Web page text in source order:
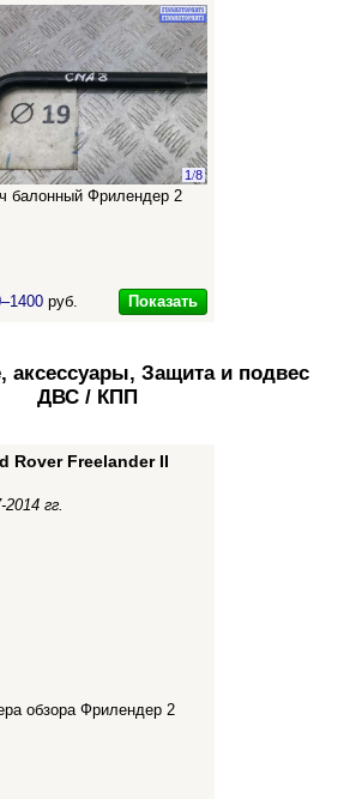
1/8
балонный Фрилендер 2
руб. Показать
аксессуары, Защита и подвес
ДВС / КПП
Rover Freelander II
2014 гг.
обзора Фрилендер 2